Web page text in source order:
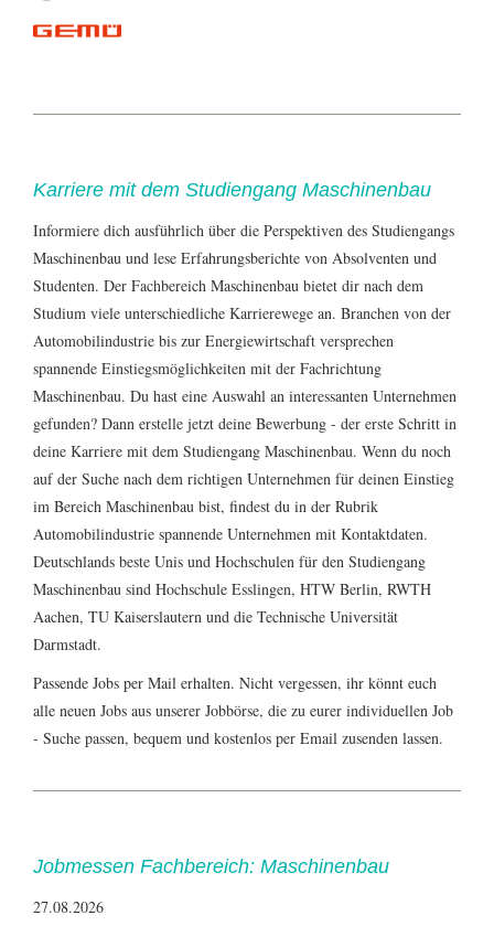
Karriere mit dem Studiengang Maschinenbau
Informiere dich ausführlich über die Perspektiven des Studiengangs
Maschinenbau und lese Erfahrungsberichte von Absolventen und
Studenten. Der Fachbereich Maschinenbau bietet dir nach dem
Studium viele unterschiedliche Karrierewege an. Branchen von der
Automobilindustrie bis zur Energiewirtschaft versprechen
spannende Einstiegsmöglichkeiten mit der Fachrichtung
Maschinenbau. Du hast eine Auswahl an interessanten Unternehmen
gefunden? Dann erstelle jetzt deine Bewerbung - der erste Schritt in
deine Karriere mit dem Studiengang Maschinenbau. Wenn du noch
auf der Suche nach dem richtigen Unternehmen für deinen Einstieg
im Bereich Maschinenbau bist, findest du in der Rubrik
Automobilindustrie spannende Unternehmen mit Kontaktdaten.
Deutschlands beste Unis und Hochschulen für den Studiengang
Maschinenbau sind Hochschule Esslingen, HTW Berlin, RWTH
Aachen, TU Kaiserslautern und die Technische Universität
Darmstadt.
Passende Jobs per Mail erhalten. Nicht vergessen, ihr könnt euch
alle neuen Jobs aus unserer Jobbörse, die zu eurer individuellen Job
- Suche passen, bequem und kostenlos per Email zusenden lassen.
Jobmessen Fachbereich: Maschinenbau
27.08.2026